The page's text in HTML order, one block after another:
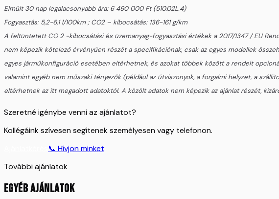
Elmúlt 30 nap legalacsonyabb ára: 6 490 000 Ft (510.02L.4)
Fogyasztás: 5,2-6,1 l/100km ; CO2 – kibocsátás: 136-161 g/km
A feltüntetett CO 2 -kibocsátási és üzemanyag-fogyasztási értékek a 2017/1347 / EU
nem képezik kötelező érvényűen részét a specifikációnak, csak az egyes modellek
egyes járműkonfiguráció esetében eltérhetnek, és azokat többek között a rendelt
valamint egyéb nem műszaki tényezők (például az útviszonyok, a forgalmi helyzet, a
eltérhetnek az itt megadott adatoktól. A közölt adatok nem képezik az ajánlat részét,
Szeretné igénybe venni az ajánlatot?
Kollégáink szívesen segítenek személyesen vagy telefonon.
📞 Hívjon minket
További ajánlatok
EGYÉB AJÁNLATOK